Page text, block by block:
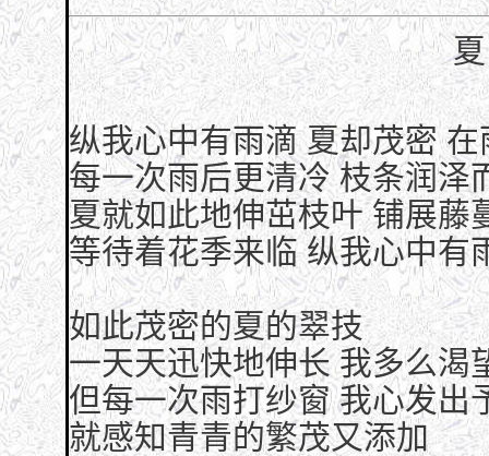
纵我心中有雨滴 夏却茂密 在
每一次雨后更清冷 枝条润泽
夏就如此地伸茁枝叶 铺展藤
等待着花季来临 纵我心中有
如此茂密的夏的翠技
一天天迅快地伸长 我多么渴
但每一次雨打纱窗 我心发出
就感知青青的繁茂又添加